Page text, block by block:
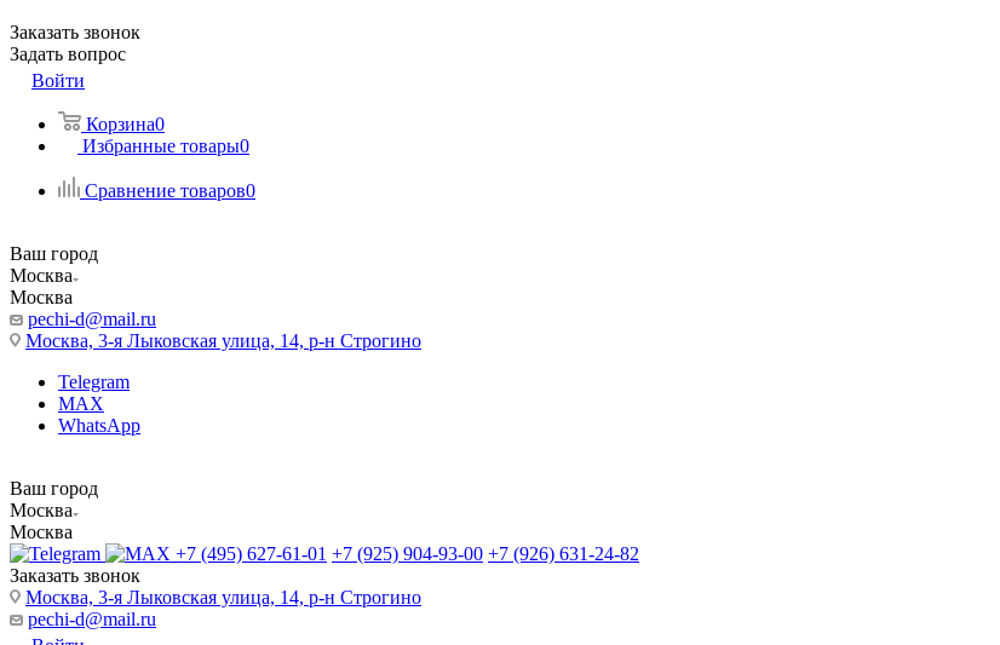
Заказать звонок
Задать вопрос
Войти
Корзина0
Избранные товары0
Сравнение товаров0
Ваш город
Москва
Москва
pechi-d@mail.ru
Москва, 3-я Лыковская улица, 14, р-н Строгино
Telegram
MAX
WhatsApp
Ваш город
Москва
Москва
+7 (495) 627-61-01 +7 (925) 904-93-00 +7 (926) 631-24-82
Заказать звонок
Москва, 3-я Лыковская улица, 14, р-н Строгино
pechi-d@mail.ru